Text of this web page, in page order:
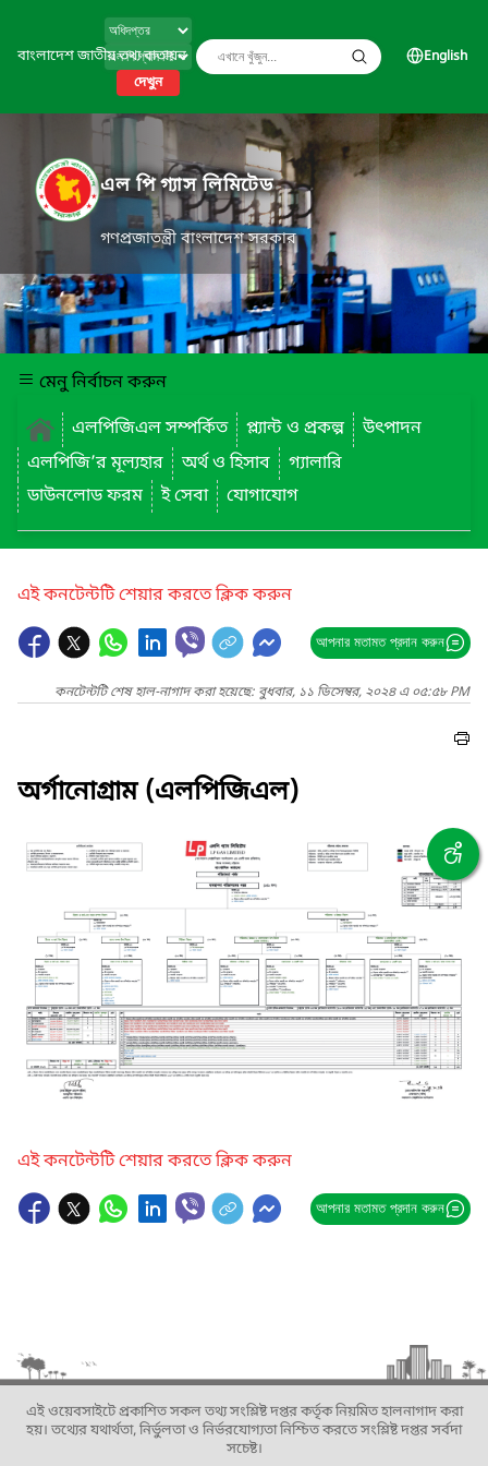
বাংলাদেশ জাতীয় তথ্য বাতায়ন
দেখুন
English
এল পি গ্যাস লিমিটেড
গণপ্রজাতন্ত্রী বাংলাদেশ সরকার
মেনু নির্বাচন করুন
এলপিজিএল সম্পর্কিত
প্ল্যান্ট ও প্রকল্প
উৎপাদন
এলপিজি’র মূল্যহার
অর্থ ও হিসাব
গ্যালারি
ডাউনলোড ফরম
ই সেবা যোগাযোগ
এই কনটেন্টটি শেয়ার করতে ক্লিক করুন
আপনার মতামত প্রদান করুন
কনটেন্টটি শেষ হাল-নাগাদ করা হয়েছে: বুধবার, ১১ ডিসেম্বর, ২০২৪ এ ০৫:৫৮ PM
অর্গানোগ্রাম (এলপিজিএল)
এই কনটেন্টটি শেয়ার করতে ক্লিক করুন
আপনার মতামত প্রদান করুন
এই ওয়েবসাইটে প্রকাশিত সকল তথ্য সংশ্লিষ্ট দপ্তর কর্তৃক নিয়মিত হালনাগাদ করা
হয়। তথ্যের যথার্থতা, নির্ভুলতা ও নির্ভরযোগ্যতা নিশ্চিত করতে সংশ্লিষ্ট দপ্তর সর্বদা
সচেষ্ট।